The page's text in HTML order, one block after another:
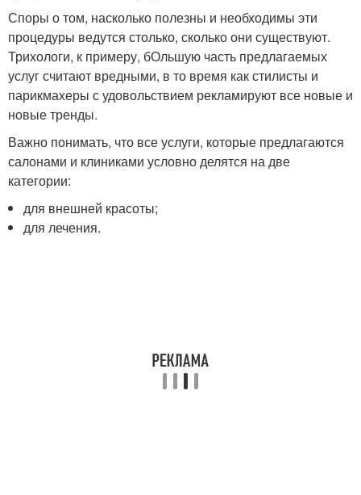
Споры о том, насколько полезны и необходимы эти
процедуры ведутся столько, сколько они существуют.
Трихологи, к примеру, бОльшую часть предлагаемых
услуг считают вредными, в то время как стилисты и
парикмахеры с удовольствием рекламируют все новые и
новые тренды.
Важно понимать, что все услуги, которые предлагаются
салонами и клиниками условно делятся на две
категории:
для внешней красоты;
для лечения.